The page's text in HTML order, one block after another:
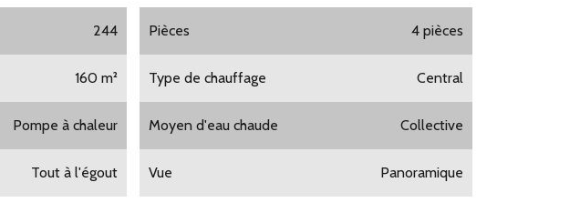
244 Pièces 4 pièces
160 m² Type de chauffage Central
Pompe à chaleur Moyen d'eau chaude Collective
Tout à l'égout Vue Panoramique